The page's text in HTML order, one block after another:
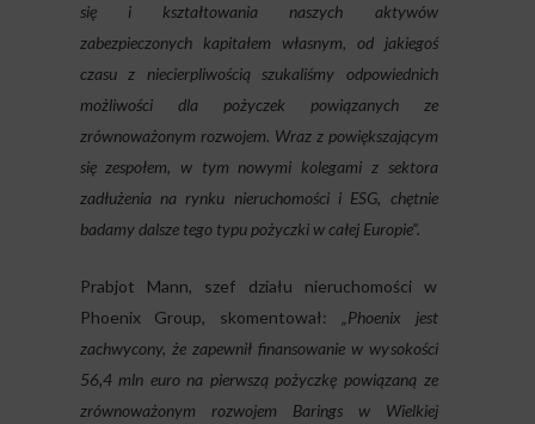
się i kształtowania naszych aktywów
zabezpieczonych kapitałem własnym, od jakiegoś
czasu z niecierpliwością szukaliśmy odpowiednich
możliwości dla pożyczek powiązanych ze
zrównoważonym rozwojem. Wraz z powiększającym
się zespołem, w tym nowymi kolegami z sektora
zadłużenia na rynku nieruchomości i ESG, chętnie
badamy dalsze tego typu pożyczki w całej Europie”.
Prabjot Mann, szef działu nieruchomości w
Phoenix Group, skomentował:
„Phoenix jest
zachwycony, że zapewnił finansowanie w wysokości
56,4 mln euro na pierwszą pożyczkę powiązaną ze
zrównoważonym rozwojem Barings w Wielkiej